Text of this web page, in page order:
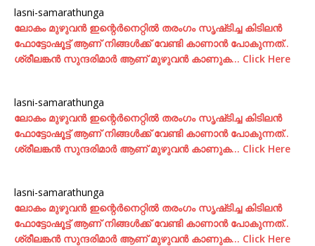
lasni-samarathunga
ലോകം മുഴുവന്‍ ഇന്റെര്‍നെറ്റില്‍ തരംഗം സൃഷ്‌ടിച്ച കിടിലന്‍
ഫോട്ടോഷൂട്ട്‌ ആണ് നിങ്ങള്‍ക്ക് വേണ്ടി കാണാന്‍ പോകുന്നത്..
ശ്രീലങ്കന്‍ സുന്ദരിമാര്‍ ആണ് മുഴുവന്‍ കാണുക… Click Here
lasni-samarathunga
ലോകം മുഴുവന്‍ ഇന്റെര്‍നെറ്റില്‍ തരംഗം സൃഷ്‌ടിച്ച കിടിലന്‍
ഫോട്ടോഷൂട്ട്‌ ആണ് നിങ്ങള്‍ക്ക് വേണ്ടി കാണാന്‍ പോകുന്നത്..
ശ്രീലങ്കന്‍ സുന്ദരിമാര്‍ ആണ് മുഴുവന്‍ കാണുക… Click Here
lasni-samarathunga
ലോകം മുഴുവന്‍ ഇന്റെര്‍നെറ്റില്‍ തരംഗം സൃഷ്‌ടിച്ച കിടിലന്‍
ഫോട്ടോഷൂട്ട്‌ ആണ് നിങ്ങള്‍ക്ക് വേണ്ടി കാണാന്‍ പോകുന്നത്..
ശ്രീലങ്കന്‍ സുന്ദരിമാര്‍ ആണ് മുഴുവന്‍ കാണുക… Click Here